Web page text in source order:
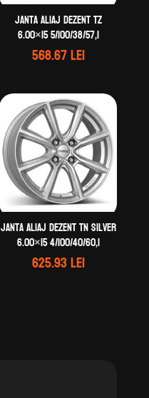
Janta aliaj DEZENT TZ
6.00×15 5/100/38/57,1
568.67lei
Janta aliaj DEZENT TN silver
6.00×15 4/100/40/60,1
625.93lei